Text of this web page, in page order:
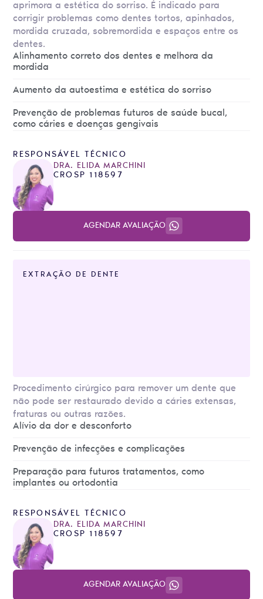
aprimora a estética do sorriso. É indicado para
corrigir problemas como dentes tortos, apinhados,
mordida cruzada, sobremordida e espaços entre os
dentes.
Alinhamento correto dos dentes e melhora da
mordida
Aumento da autoestima e estética do sorriso
Prevenção de problemas futuros de saúde bucal,
como cáries e doenças gengivais
RESPONSÁVEL TÉCNICO
DRA. ELIDA MARCHINI
CROSP 118597
AGENDAR AVALIAÇÃO
EXTRAÇÃO DE DENTE
Procedimento cirúrgico para remover um dente que
não pode ser restaurado devido a cáries extensas,
fraturas ou outras razões.
Alívio da dor e desconforto
Prevenção de infecções e complicações
Preparação para futuros tratamentos, como
implantes ou ortodontia
RESPONSÁVEL TÉCNICO
DRA. ELIDA MARCHINI
CROSP 118597
AGENDAR AVALIAÇÃO